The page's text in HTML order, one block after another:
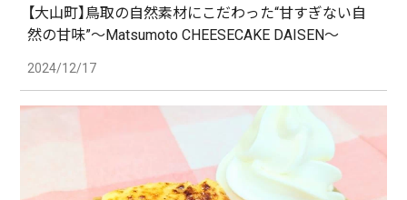
【大山町】鳥取の自然素材にこだわった“甘すぎない自
然の甘味”〜Matsumoto CHEESECAKE DAISEN〜
2024/12/17